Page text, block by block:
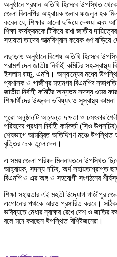
অনুষ্ঠানে প্রধান অতিথি হিসেবে উপস্থিত
জেলা বিএনপির আহ্বায়ক জনাব ফজলুল হক
করেন যে, শিক্ষার আলো ছড়িয়ে দেওয়া এবং
শিক্ষা কার্যক্রমকে টিকিয়ে রাখা জাতীয়
সহায়তা তাদের আত্মবিশ্বাস কয়েক গুণ বাড়িয়ে
এছাড়াও অনুষ্ঠানে বিশেষ অতিথি হিসেবে
পরামর্শ দেন জাতীয় নির্বাহী কমিটির সহ-
ইসলাম বাচ্চু, এমপি। অন্যান্যের মধ্যে
প্রশাসক ও গাজীপুর মহানগর বিএনপির
জাতীয় নির্বাহী কমিটির অন্যতম সদস্য ওমর
শিক্ষার্থীদের উজ্জ্বল ভবিষ্যৎ ও সুস্বাস্থ্য
পুরো অনুষ্ঠানটি অত্যন্ত দক্ষতা ও চমৎকার
পরিষদের প্রধান নির্বাহী কর্মকর্তা (সিও
শেষভাগে আমন্ত্রিত অতিথিগণ মঞ্চে উপস্থিত
বৃত্তির চেক তুলে দেন।
এ সময় জেলা পরিষদ মিলনায়তনে উপস্থিত
আহ্বায়ক, সদস্য সচিব, অর্থ সহায়তাপ্রাপ্ত
বিএনপি ও এর অঙ্গ ও সহযোগী সংগঠনের
শিক্ষা সহায়তার এই মহতী উদ্যোগ গাজীপুর
এগোনোর পথকে আরও প্রসারিত করবে।
ভবিষ্যতে মেধার স্বাক্ষর রেখে দেশ ও জাতির
বলে মনে করছেন উপস্থিত বিশিষ্টজনেরা।